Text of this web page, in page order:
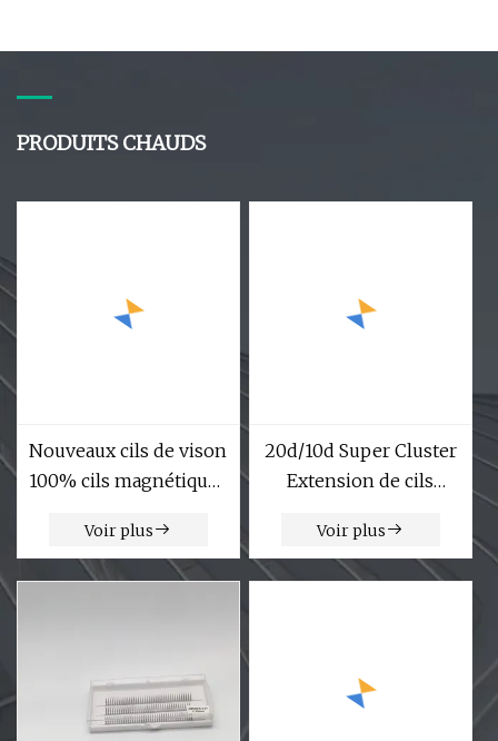
vend de nouveaux cils
soie ventilateur
cils
PRODUITS CHAUDS
Nouveaux cils de vison
100% cils magnétiques
cils 3D Faux cils
moelleux Faux cils
Voir plus
20d/10d Super Cluster
Extension de cils
russe Faux cils cils cils
Bunche cils
Voir plus